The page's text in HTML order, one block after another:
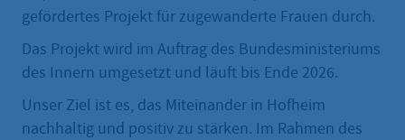
gefördertes Projekt für zugewanderte Frauen durch.
Das Projekt wird im Auftrag des Bundesministeriums
des Innern umgesetzt und läuft bis Ende 2026.
Unser Ziel ist es, das Miteinander in Hofheim
nachhaltig und positiv zu stärken. Im Rahmen des